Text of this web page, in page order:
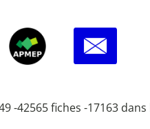
-42565 fiches -17163